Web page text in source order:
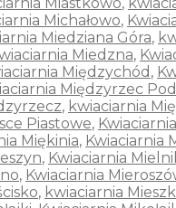
Michałowo,
Miedziana Góra,
Miedzna,
Międzychód ,
Międzyrzec
, kwiaciarnia
Piastowe,
Miękinia, Kwiaciarnia
, Kwiaciarnia
, Kwiaciarnia
, kwiaciarnia